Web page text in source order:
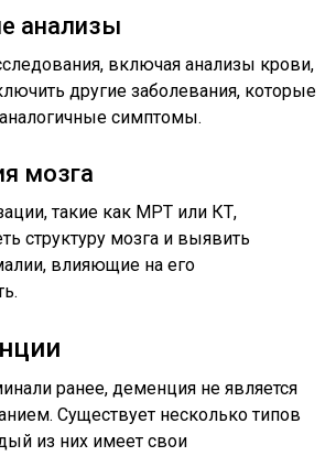
анализы
включая анализы крови,
другие заболевания, которые
симптомы.
мозга
такие как МРТ или КТ,
структуру мозга и выявить
влияющие на его
ранее, деменция не является
Существует несколько типов
из них имеет свои